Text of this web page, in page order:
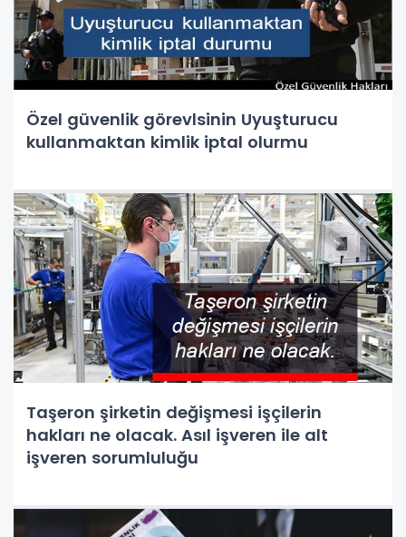
Özel güvenlik görevlsinin Uyuşturucu
kullanmaktan kimlik iptal olurmu
Taşeron şirketin değişmesi işçilerin
hakları ne olacak. Asıl işveren ile alt
işveren sorumluluğu